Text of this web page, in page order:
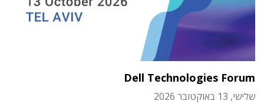
Dell Technologies Forum
שלישי, 13 באוקטובר 2026